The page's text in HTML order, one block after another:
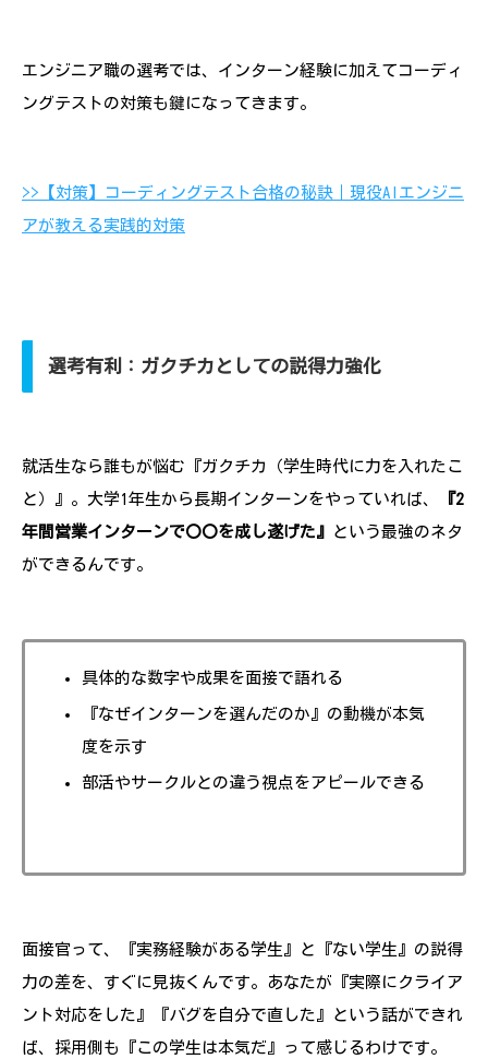
エンジニア職の選考では、インターン経験に加えてコーディ
ングテストの対策も鍵になってきます。
>>【対策】コーディングテスト合格の秘訣｜現役AIエンジニ
アが教える実践的対策
選考有利：ガクチカとしての説得力強化
就活生なら誰もが悩む『ガクチカ（学生時代に力を入れたこ
と）』。大学1年生から長期インターンをやっていれば、
『2
年間営業インターンで〇〇を成し遂げた』
という最強のネタ
ができるんです。
具体的な数字や成果を面接で語れる
『なぜインターンを選んだのか』の動機が本気
度を示す
部活やサークルとの違う視点をアピールできる
面接官って、『実務経験がある学生』と『ない学生』の説得
力の差を、すぐに見抜くんです。あなたが『実際にクライア
ント対応をした』『バグを自分で直した』という話ができれ
ば、採用側も『この学生は本気だ』って感じるわけです。